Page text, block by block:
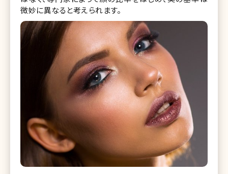
微妙に異なると考えられます。